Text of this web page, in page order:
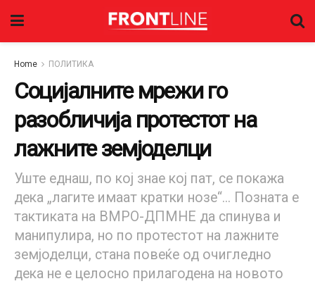
Home ПОЛИТИКА
Социјалните мрежи го
разобличија протестот на
лажните земјоделци
Уште еднаш, по кој знае кој пат, се покажа
дека „лагите имаат кратки нозе“... Позната е
тактиката на ВМРО-ДПМНЕ да спинува и
манипулира, но по протестот на лажните
земјоделци, стана повеќе од очигледно
дека не е целосно прилагодена на новото